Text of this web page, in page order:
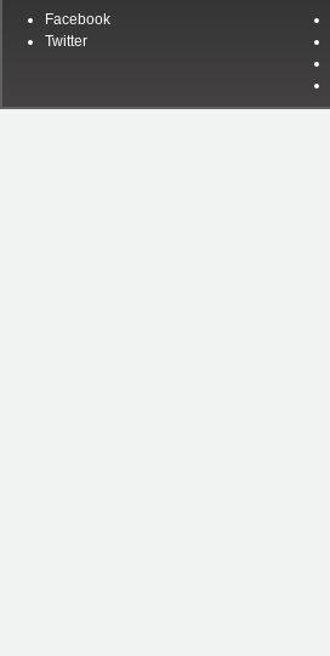
Facebook
Twitter